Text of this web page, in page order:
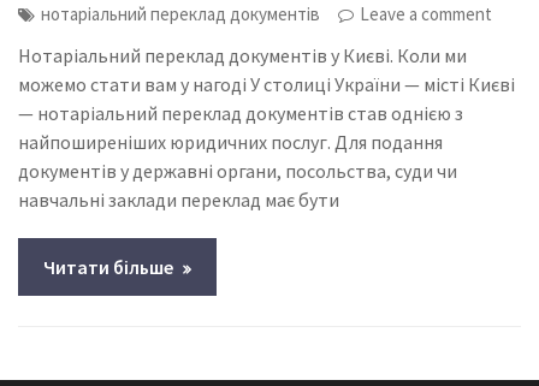
нотаріальний переклад документів
Leave a comment
Нотаріальний переклад документів у Києві. Коли ми
можемо стати вам у нагоді У столиці України — місті Києві
— нотаріальний переклад документів став однією з
найпоширеніших юридичних послуг. Для подання
документів у державні органи, посольства, суди чи
навчальні заклади переклад має бути
Читати більше